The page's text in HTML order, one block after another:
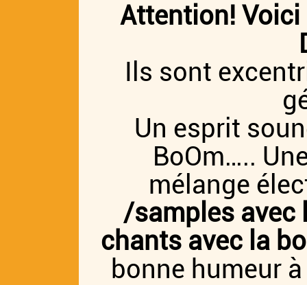
Attention! Voici
Ils sont
Un esprit
BoOm…..
mélange
/samples avec
chants avec la
bonne humeur